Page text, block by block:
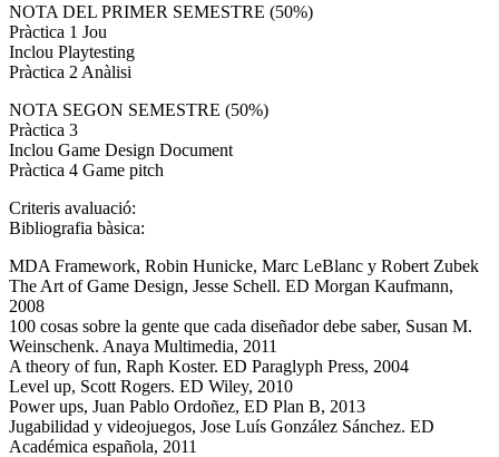
NOTA DEL PRIMER SEMESTRE (50%)
Pràctica 1 Jou
Inclou Playtesting
Pràctica 2 Anàlisi
NOTA SEGON SEMESTRE (50%)
Pràctica 3
Inclou Game Design Document
Pràctica 4 Game pitch
Criteris avaluació:
Bibliografia bàsica:
MDA Framework, Robin Hunicke, Marc LeBlanc y Robert Zubek
The Art of Game Design, Jesse Schell. ED Morgan Kaufmann,
2008
100 cosas sobre la gente que cada diseñador debe saber, Susan M.
Weinschenk. Anaya Multimedia, 2011
A theory of fun, Raph Koster. ED Paraglyph Press, 2004
Level up, Scott Rogers. ED Wiley, 2010
Power ups, Juan Pablo Ordoñez, ED Plan B, 2013
Jugabilidad y videojuegos, Jose Luís González Sánchez. ED
Académica española, 2011